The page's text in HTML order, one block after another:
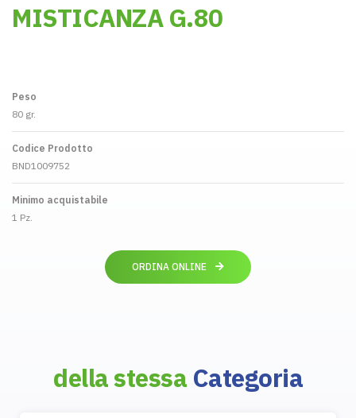
MISTICANZA G.80
Peso
80 gr.
Codice Prodotto
BND1009752
Minimo acquistabile
1 Pz.
ORDINA ONLINE
della stessa Categoria